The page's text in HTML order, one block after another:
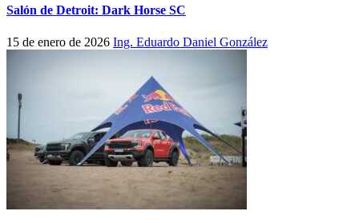
Salón de Detroit: Dark Horse SC
15 de enero de 2026 Ing. Eduardo Daniel González